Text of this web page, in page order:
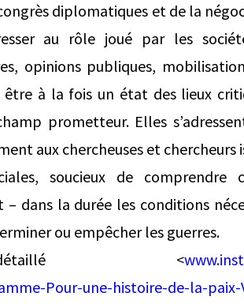
diplomatiques et de la
au rôle joué par les
opinions publiques,
être à la fois un état des lieux
prometteur. Elles
aux chercheuses et chercheurs
soucieux de comprendre
dans la durée les conditions
ou empêcher les guerres.
détaillé <
Pour-une-histoire-de-la-paix-